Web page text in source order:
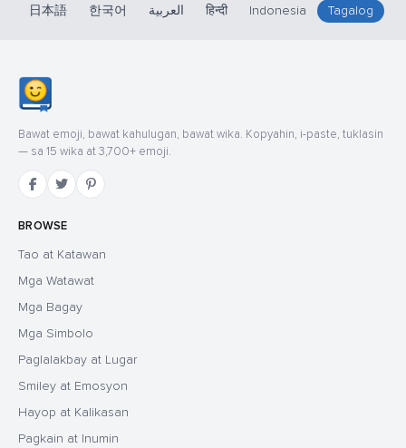
日本語
한국어 العربية हिन्दी Indonesia Tagalog
Bawat emoji, bawat kahulugan, bawat wika. Kopyahin, i-paste, tuklasin
— sa 15 wika at 3,700+ emoji.
BROWSE
Tao at Katawan
Mga Watawat
Mga Bagay
Mga Simbolo
Paglalakbay at Lugar
Smiley at Emosyon
Hayop at Kalikasan
Pagkain at Inumin